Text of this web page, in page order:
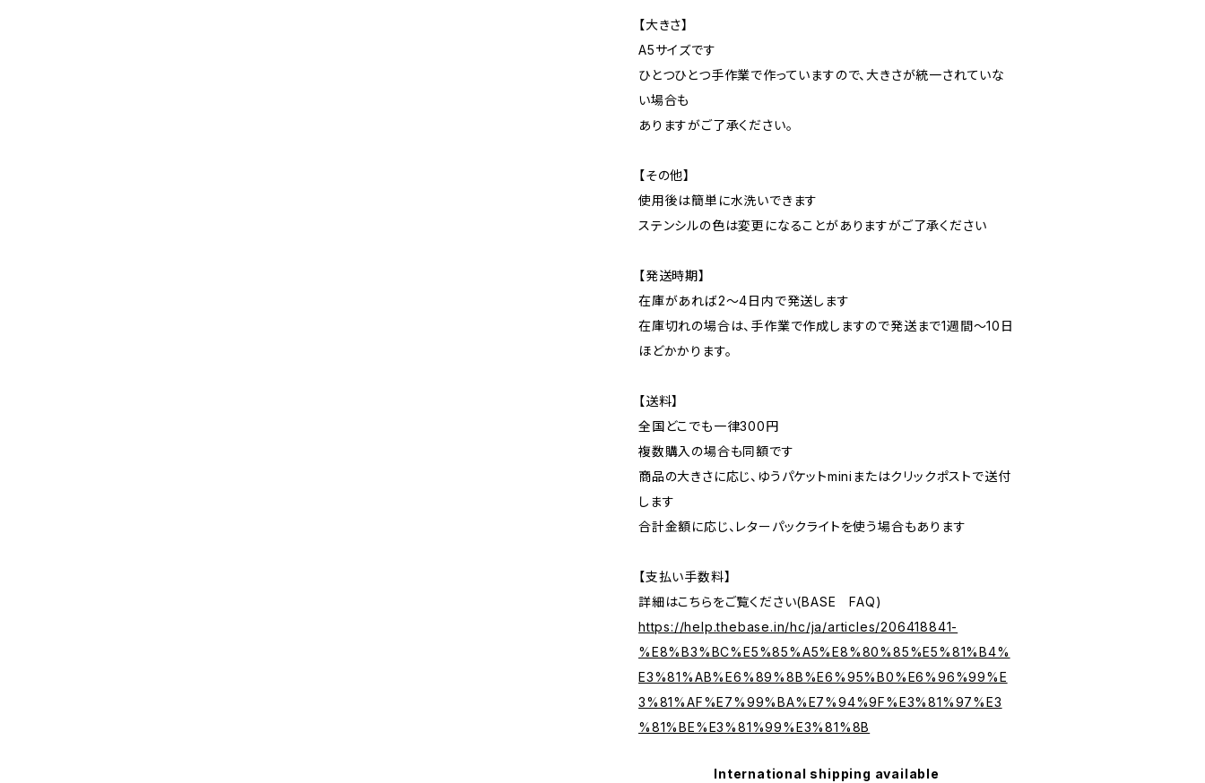
【大きさ】
A5サイズです
ひとつひとつ手作業で作っていますので、大きさが統一されていな
い場合も
ありますがご了承ください。
【その他】
使用後は簡単に水洗いできます
ステンシルの色は変更になることがありますがご了承ください
【発送時期】
在庫があれば2～4日内で発送します
在庫切れの場合は、手作業で作成しますので発送まで1週間～10日
ほどかかります。
【送料】
全国どこでも一律300円
複数購入の場合も同額です
商品の大きさに応じ、ゆうパケットminiまたはクリックポストで送付
します
合計金額に応じ、レターパックライトを使う場合もあります
【支払い手数料】
詳細はこちらをご覧ください(BASE FAQ)
https://help.thebase.in/hc/ja/articles/206418841-
%E8%B3%BC%E5%85%A5%E8%80%85%E5%81%B4%
E3%81%AB%E6%89%8B%E6%95%B0%E6%96%99%E
3%81%AF%E7%99%BA%E7%94%9F%E3%81%97%E3
%81%BE%E3%81%99%E3%81%8B
International shipping available